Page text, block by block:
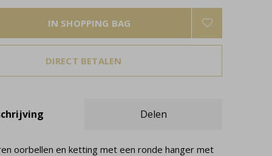
IN SHOPPING BAG
DIRECT BETALEN
Delen
oorbellen en ketting met een ronde hanger met